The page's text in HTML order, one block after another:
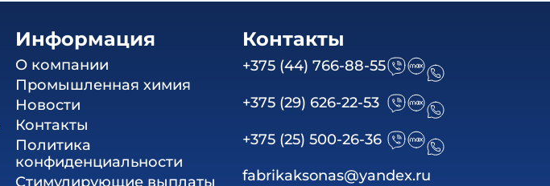
Информация
О компании
Промышленная химия
Новости
Контакты
Политика
конфиденциальности
Стимулирующие выплаты
Контакты
+375 (44) 766-88-55
+375 (29) 626-22-53
+375 (25) 500-26-36
fabrikaksonas@yandex.ru